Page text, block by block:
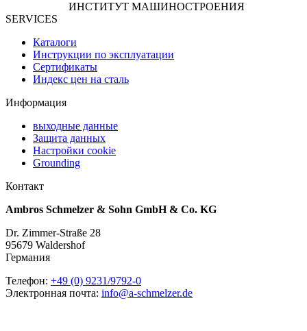
ИНСТИТУТ МАШИНОСТРОЕНИЯ
SERVICES
Каталоги
Инструкции по эксплуатации
Сертификаты
Индекс цен на сталь
Информация
выходные данные
Защита данных
Настройки coоkie
Grounding
Контакт
Ambros Schmelzer & Sohn GmbH & Co. KG
Dr. Zimmer-Straße 28
95679 Waldershof
Германия
Телефон: +49 (0) 9231/9792-0
Электронная почта: info@a-schmelzer.de